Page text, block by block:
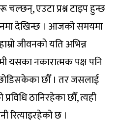
चल्छन्, एउटा प्रश्न टाइप हुन्छ
देखिन्छ । आजको समयमा
जीवनको यति अभिन्न
यसका नकारात्मक पक्ष पनि
छौँ । तर जसलाई
प्रविधि ठानिरहेका छौँ, त्यही
रित्याइरहेको छ ।